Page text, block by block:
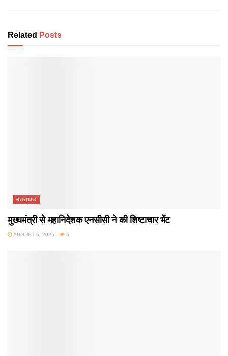
Related Posts
उत्तराखंड
मुख्यमंत्री से महानिदेशक एनसीसी ने की शिष्टाचार भेंट
AUGUST 6, 2026 5